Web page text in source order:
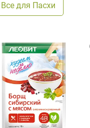
Все для Пасхи